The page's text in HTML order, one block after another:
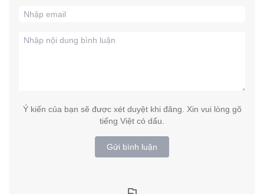
Ý kiến của bạn sẽ được xét duyệt khi đăng. Xin vui lòng gõ
tiếng Việt có dấu.
Gửi bình luận